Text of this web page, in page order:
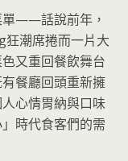
單——話說前年，
潮席捲而一片大
又重回餐飲舞台
餐廳回頭重新擁
心情胃納與口味
時代食客們的需